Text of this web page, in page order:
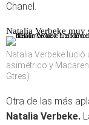
Chanel.
Natalia Verbeke muy
Natalia Verbeke
asimétrico y
Gtres)
Otra de las más
Natalia Verbeke.